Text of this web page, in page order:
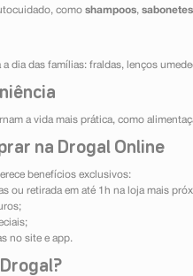
como shampoos, sabonetes
dia das famílias: fraldas, lenços
a vida mais prática, como
na Drogal Online
benefícios exclusivos:
ou retirada em até 1h na loja mais
no site e app.